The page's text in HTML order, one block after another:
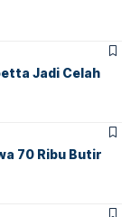
Jadi Celah
70 Ribu Butir